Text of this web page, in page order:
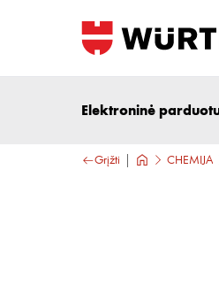
Elektroninė
Grįžti CHEMIJA